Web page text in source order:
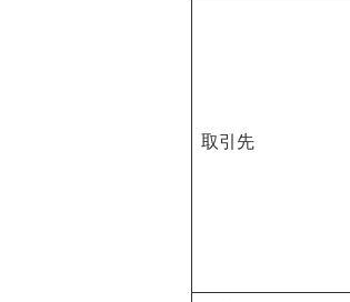
取引先